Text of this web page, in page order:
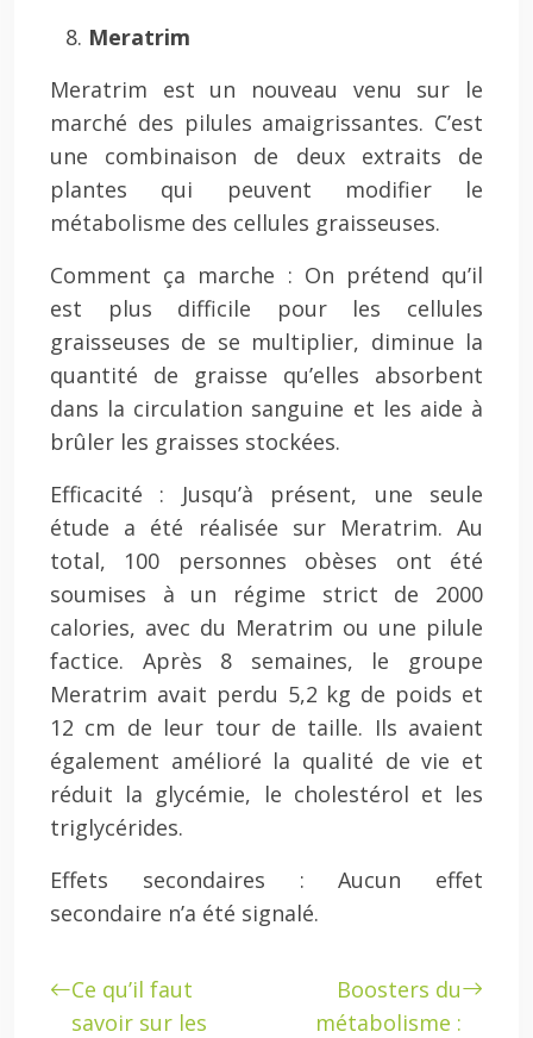
Meratrim
Meratrim est un nouveau venu sur le
marché des pilules amaigrissantes. C’est
une combinaison de deux extraits de
plantes qui peuvent modifier le
métabolisme des cellules graisseuses.
Comment ça marche : On prétend qu’il
est plus difficile pour les cellules
graisseuses de se multiplier, diminue la
quantité de graisse qu’elles absorbent
dans la circulation sanguine et les aide à
brûler les graisses stockées.
Efficacité : Jusqu’à présent, une seule
étude a été réalisée sur Meratrim. Au
total, 100 personnes obèses ont été
soumises à un régime strict de 2000
calories, avec du Meratrim ou une pilule
factice. Après 8 semaines, le groupe
Meratrim avait perdu 5,2 kg de poids et
12 cm de leur tour de taille. Ils avaient
également amélioré la qualité de vie et
réduit la glycémie, le cholestérol et les
triglycérides.
Effets secondaires : Aucun effet
secondaire n’a été signalé.
Ce qu’il faut
savoir sur les
Boosters du
métabolisme :